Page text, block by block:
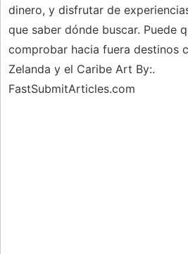
dinero, y disfrutar de
que saber dónde buscar. Puede
comprobar hacia fuera destinos
Zelanda y el Caribe Art By:.
FastSubmitArticles.com